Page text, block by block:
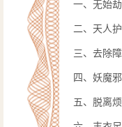
一、无始
二、天人
三、去除
四、妖魔
五、脱离